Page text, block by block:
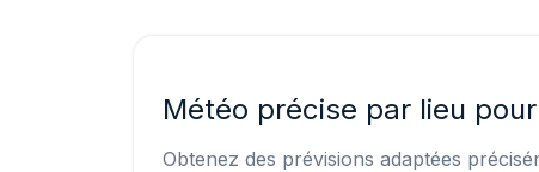
Météo précise par lieu
Obtenez des prévisions adaptées